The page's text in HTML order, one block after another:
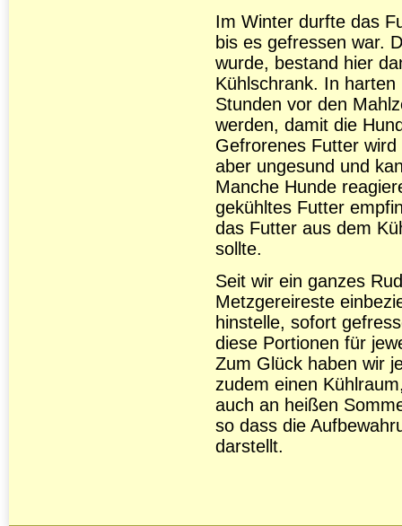
Im Winter durfte das
bis es gefressen war.
wurde, bestand hier
Kühlschrank. In
Stunden vor den
werden, damit die
Gefrorenes Futter
aber ungesund und
Manche Hunde
gekühltes Futter
das Futter aus dem
sollte.
Seit wir ein ganzes
Metzgereireste
hinstelle, sofort
diese Portionen für
Zum Glück haben wir
zudem einen
auch an heißen
so dass die
darstellt.